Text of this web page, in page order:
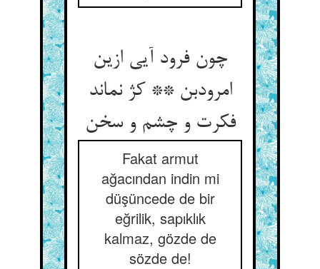
چون فرود آیی ازین
امرودبن ** کژ نماند
فکرت و چشم و سخن
Fakat armut
ağacından indin mi
düşüncede de bir
eğrilik, sapıklık
kalmaz, gözde de
sözde de!